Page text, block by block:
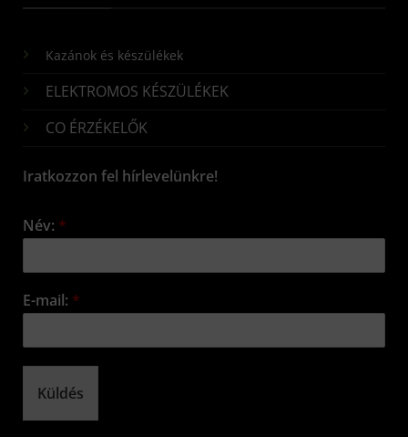
Kazánok és készülékek
ELEKTROMOS KÉSZÜLÉKEK
CO ÉRZÉKELŐK
Iratkozzon fel hírlevelünkre!
Név: *
E-mail: *
Küldés